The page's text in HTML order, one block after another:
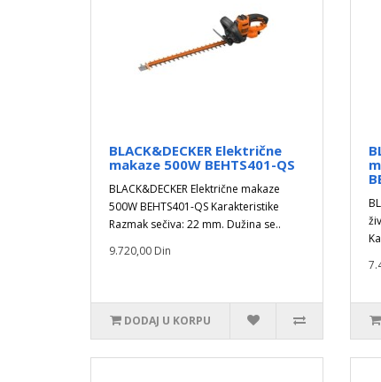
BLACK&DECKER Električne
makaze 500W BEHTS401-QS
BLACK&DECKER Električne makaze
500W BEHTS401-QS Karakteristike
Razmak sečiva: 22 mm. Dužina se..
9.720,00 Din
DODAJ U KORPU